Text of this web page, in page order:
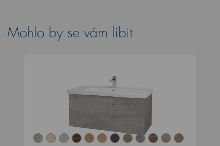
Mohlo by se vám líbit